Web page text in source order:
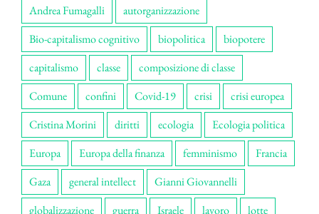
Andrea Fumagalli
autorganizzazione
Bio-capitalismo cognitivo
biopolitica
biopotere
capitalismo
classe
composizione di classe
Comune
confini Covid-19 crisi
crisi europea
Cristina Morini
diritti ecologia
Ecologia politica
Europa
Europa della finanza femminismo
Francia
Gaza
general intellect
Gianni Giovannelli
globalizzazione
guerra Israele lavoro
lotte